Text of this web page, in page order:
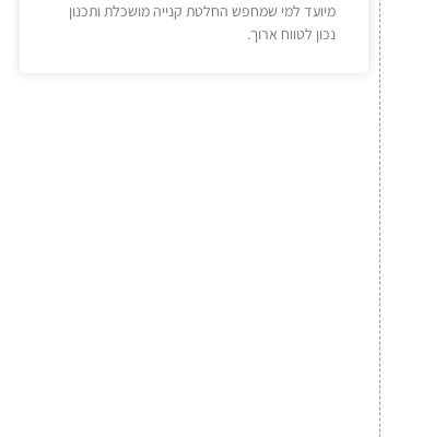
מיועד למי שמחפש החלטת קנייה מושכלת ותכנון
נכון לטווח ארוך.